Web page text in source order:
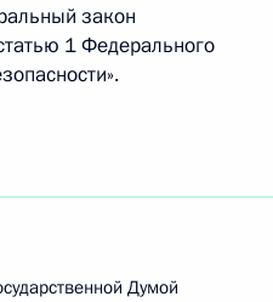
закон
1 Федерального
Думой